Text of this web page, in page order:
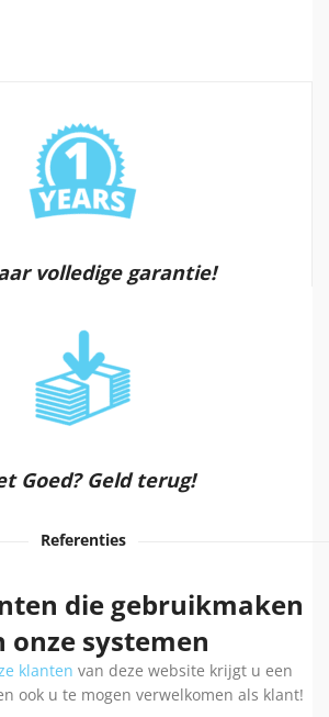
volledige garantie!
Goed? Geld terug!
Referenties
die gebruikmaken
onze systemen
klanten van deze website krijgt u een
ook u te mogen verwelkomen als klant!